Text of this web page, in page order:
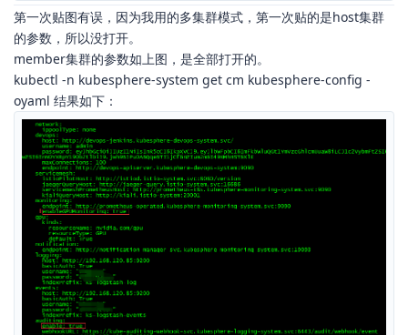
第一次贴图有误，因为我用的多集群模式，第一次贴的是host集群
的参数，所以没打开。
member集群的参数如上图，是全部打开的。
kubectl -n kubesphere-system get cm kubesphere-config -
oyaml 结果如下：